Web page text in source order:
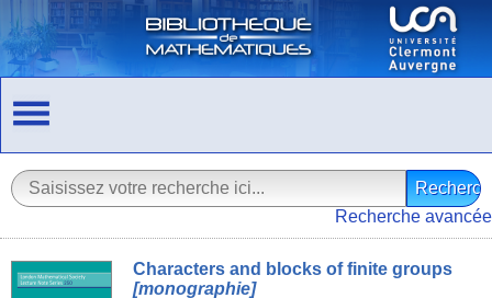
Recherche avancée
Characters and blocks of finite groups
[monographie]